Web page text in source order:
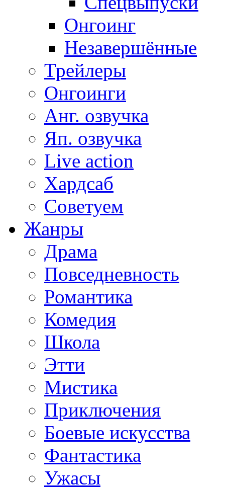
Онгоинг
Незавершённые
Трейлеры
Онгоинги
Анг. озвучка
Яп. озвучка
Live action
Хардсаб
Советуем
Жанры
Драма
Повседневность
Романтика
Комедия
Школа
Этти
Мистика
Приключения
Боевые искусства
Фантастика
Ужасы